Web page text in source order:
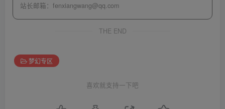
站长邮箱： fenxiangwang@qq.com
THE END
梦幻专区
喜欢就支持一下吧